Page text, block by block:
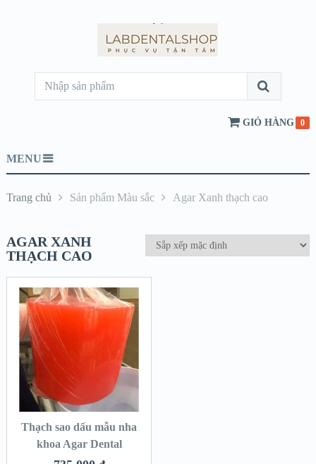
GIỎ HÀNG 0
MENU
Trang chủ Sản phẩm Màu sắc Agar Xanh thạch cao
AGAR XANH
THẠCH CAO
Thạch sao dấu mẫu nha
khoa Agar Dental